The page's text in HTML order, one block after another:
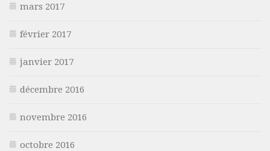
mars 2017
février 2017
janvier 2017
décembre 2016
novembre 2016
octobre 2016